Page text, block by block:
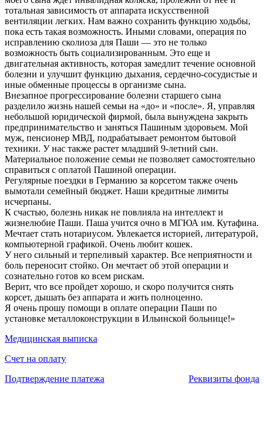
тотальная зависимость от аппарата искусственной
вентиляции легких. Нам важно сохранить функцию ходьбы,
пока есть такая возможность. Иными словами, операция по
исправлению сколиоза для Паши — это не только
возможность быть социализированным. Это еще и
двигательная активность, которая замедлит течение основной
болезни и улучшит функцию дыхания, сердечно-сосудистые и
иные обменные процессы в организме сына.
Внезапное прогрессирование болезни старшего сына
разделило жизнь нашей семьи на «до» и «после». Я, управляя
небольшой юридической фирмой, была вынуждена закрыть
предпринимательство и заняться Пашиным здоровьем. Мой
муж, пенсионер МВД, подрабатывает ремонтом бытовой
техники. У нас также растет младший 9-летний сын.
Материальное положение семьи не позволяет самостоятельно
справиться с оплатой Пашиной операции.
Регулярные поездки в Германию за корсетом также очень
вымотали семейный бюджет. Наши кредитные лимиты
исчерпаны.
К счастью, болезнь никак не повлияла на интеллект и
жизнелюбие Паши. Паша учится очно в МГЮА им. Кутафина.
Мечтает стать нотариусом. Увлекается историей, литературой,
компьютерной графикой. Очень любит кошек.
У него сильный и терпеливый характер. Все неприятности и
боль переносит стойко. Он мечтает об этой операции и
сознательно готов ко всем рискам.
Верит, что все пройдет хорошо, и скоро получится снять
корсет, дышать без аппарата и жить полноценно.
Я очень прошу помощи в оплате операции Паши по
установке металлоконструкции в Ильинской больнице!»
Медицинская выписка
Счет на оплату
Подтверждение платежа
Реквизиты фонда